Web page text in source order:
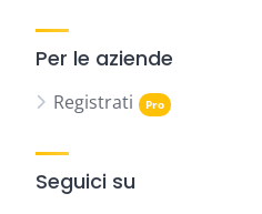
Per le aziende
Registrati
Seguici su